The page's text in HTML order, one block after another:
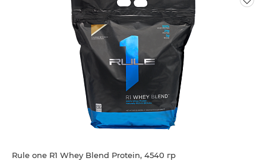
Rule one R1 Whey Blend Protein, 4540 гр